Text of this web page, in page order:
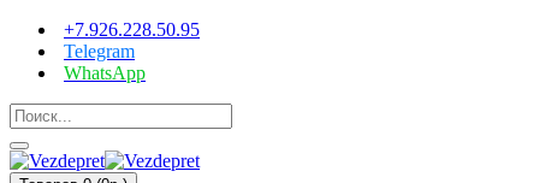
+7.926.228.50.95
Telegram
WhatsApp